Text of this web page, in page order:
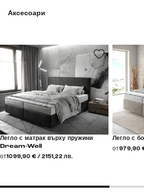
Аксесоари
Легло с матрак върху пружини
Dream-Well
от1099,90 € / 2151,22 лв.
Легло с
от979,90